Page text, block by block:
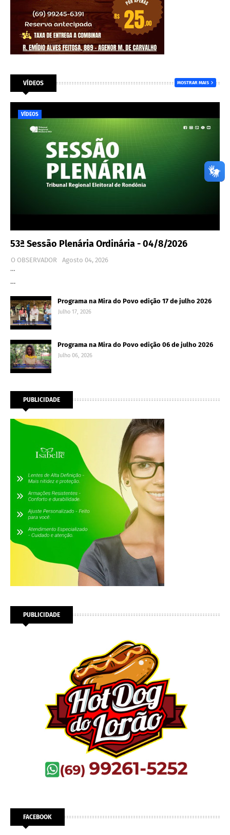
VÍDEOS MOSTRAR MAIS
VÍDEOS
53ª Sessão Plenária Ordinária - 04/8/2026
O OBSERVADOR
Agosto 04, 2026
…
…
Programa na Mira do Povo edição 17 de julho 2026
Julho 17, 2026
Programa na Mira do Povo edição 06 de julho 2026
Julho 06, 2026
PUBLICIDADE
PUBLICIDADE
FACEBOOK